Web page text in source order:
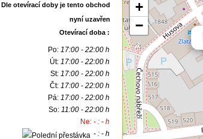
Otevírací doba :
Po: 17:00 - 22:00 h
Út: 17:00 - 22:00 h
St: 17:00 - 22:00 h
Čt: 17:00 - 22:00 h
Pá: 17:00 - 22:00 h
So: 11:00 - 22:00 h
Ne: - : - h
- : - h
+
−